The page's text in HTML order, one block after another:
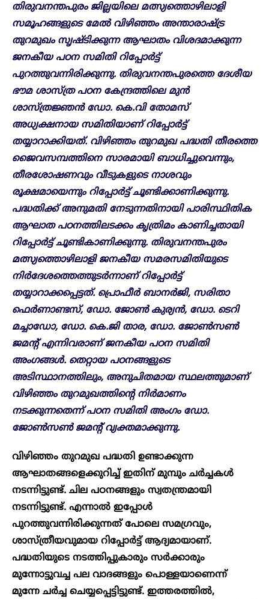
തിരുവനന്തപുരം ജില്ലയിലെ മത്സ്യത്തൊഴിലാളി
സമൂഹങ്ങളുടെ മേൽ വിഴിഞ്ഞം അന്താരാഷ്ട്ര
തുറമുഖം സൃഷ്ടിക്കുന്ന ആഘാതം വിശദമാക്കുന്ന
ജനകീയ പഠന സമിതി റിപ്പോർട്ട്
പുറത്തുവന്നിരിക്കുന്നു. തിരുവനന്തപുരത്തെ ദേശീയ
ഭൗമ ശാസ്ത്ര പഠന കേന്ദ്രത്തിലെ മുൻ
ശാസ്ത്രജ്ഞൻ ഡോ. കെ.വി തോമസ്
അധ്യക്ഷനായ സമിതിയാണ് റിപ്പോർട്ട്
തയ്യാറാക്കിയത്. വിഴിഞ്ഞം തുറമുഖ പദ്ധതി തീരത്തെ
ജൈവസമ്പത്തിനെ സാരമായി ബാധിച്ചുവെന്നും,
തീരശോഷണവും വീടുകളുടെ നാശവും
രൂക്ഷമായെന്നും റിപ്പോർട്ട് ചൂണ്ടിക്കാണിക്കുന്നു.
പദ്ധതിക്ക് അനുമതി നേടുന്നതിനായി പാരിസ്ഥിതിക
ആഘാത പഠനത്തിലടക്കം കൃത്രിമം കാണിച്ചതായി
റിപ്പോർട്ട് ചൂണ്ടികാണിക്കുന്നു. തിരുവനന്തപുരം
മത്സ്യത്തൊഴിലാളി ജനകീയ സമരസമിതിയുടെ
നിർദേശത്തെത്തുടർന്നാണ് റിപ്പോർട്ട്
തയ്യാറാക്കപ്പെട്ടത്. പ്രൊഫീർ ബാനർജി, സരിതാ
ഫെർണാണ്ടസ്, ഡോ. ജോൺ കുര്യൻ, ഡോ. ടെറി
മച്ചാഡോ, ഡോ. കെ.ജി താര, ഡോ. ജോൺസൺ
ജമന്റ് എന്നിവരാണ് ജനകീയ പഠന സമിതി
അംഗങ്ങൾ. തെറ്റായ പഠനങ്ങളുടെ
അടിസ്ഥാനത്തിലും, അനുചിതമായ സ്ഥലത്തുമാണ്
വിഴിഞ്ഞം തുറമുഖത്തിന്റെ നിർമാണം
നടക്കുന്നതെന്ന് പഠന സമിതി അംഗം ഡോ.
ജോൺസൺജമന്റ്വ്യക്തമാക്കുന്നു.
വിഴിഞ്ഞം തുറമുഖ പദ്ധതി ഉണ്ടാക്കുന്ന
ആഘാതങ്ങളെക്കുറിച്ച് ഇതിന് മുമ്പും ചർച്ചകൾ
നടന്നിട്ടുണ്ട്. ചില പഠനങ്ങളും സ്വതന്ത്രമായി
നടന്നിട്ടുണ്ട്. എന്നാൽ ഇപ്പോൾ
പുറത്തുവന്നിരിക്കുന്നത് പോലെ സമഗ്രവും,
ശാസ്ത്രീയവുമായ റിപ്പോർട്ട് ആദ്യമായാണ്.
പദ്ധതിയുടെ നടത്തിപ്പുകാരും സർക്കാരും
മുന്നോട്ടുവച്ച പല വാദങ്ങളും പൊള്ളയാണെന്ന്
മുന്നേ ചർച്ച ചെയ്യപ്പെട്ടിട്ടുണ്ട്. ഇത്തരത്തിൽ,